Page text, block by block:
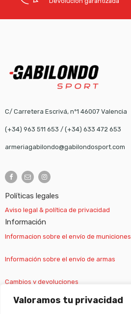
Valoramos tu privacidad
C/ Carretera Escrivá, nº1 46007 Valencia
(+34) 963 511 653 / (+34) 633 472 653
armeriagabilondo@gabilondosport.com
Políticas legales
Aviso legal & política de privacidad
Información
Informacion sobre el envío de municiones
Información sobre el envío de armas
Cambios y devoluciones